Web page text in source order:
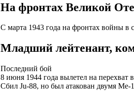
На фронтах Великой
С марта 1943 года на фронтах войны в
Младший лейтенант,
Последний бой
8 июня 1944 года вылетел на перехват
Сбил Ju-88, но был атакован двумя Me-